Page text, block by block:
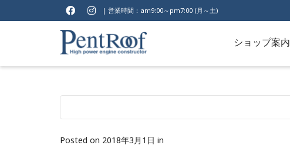
| 営業時間：am9:00～pm7:00 (月～土)
ショップ案内
Posted on 2018年3月1日 in